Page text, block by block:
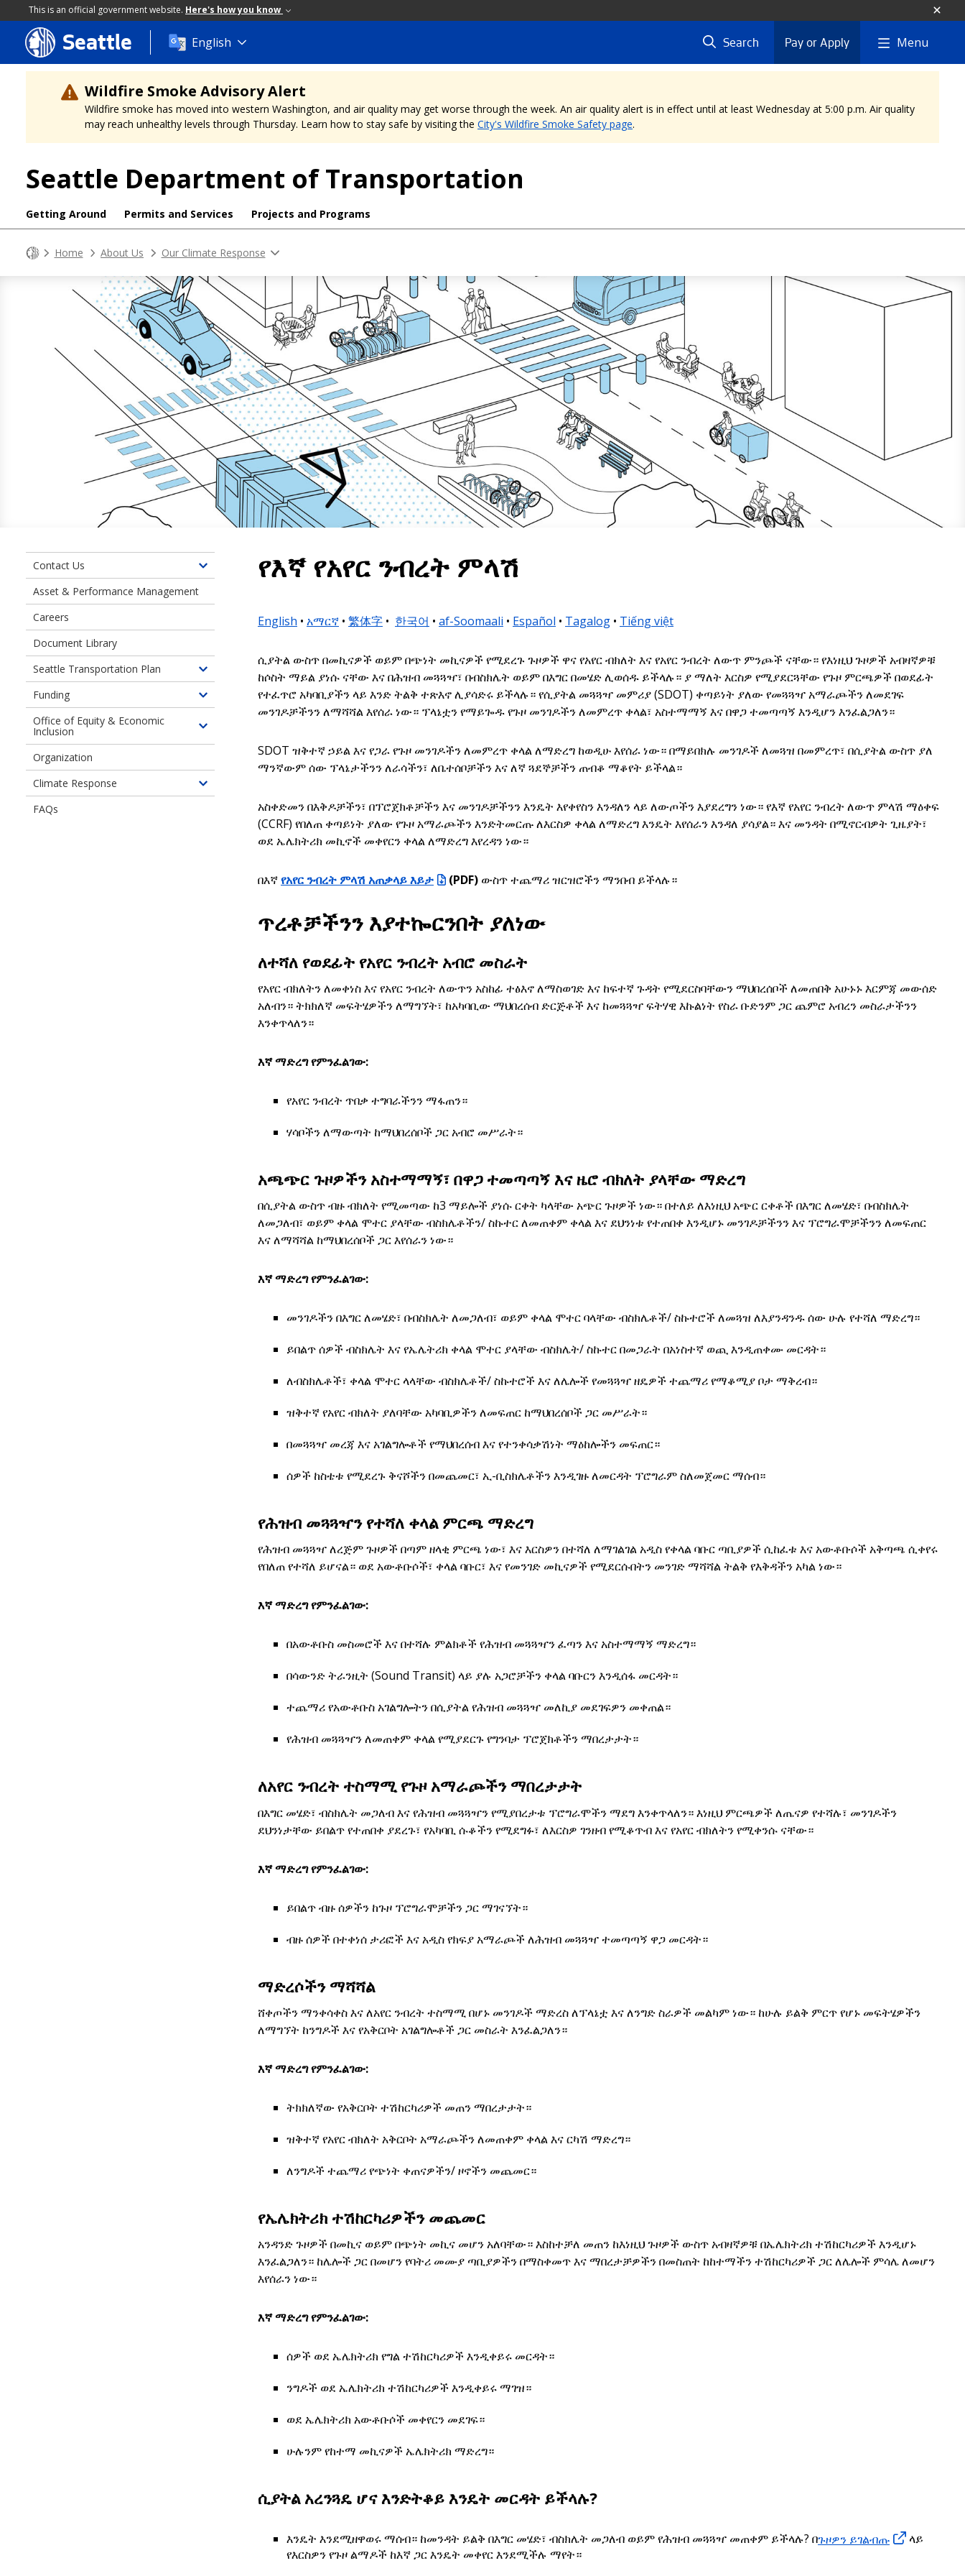
This is an official government website. Here's how you know
Skip
to
main
content
Seattle English Search Pay or Apply Menu
Wildfire Smoke Advisory Alert
Wildfire smoke has moved into western Washington, and air quality may get worse through the week. An air quality alert is in effect until at least Wednesday at 5:00 p.m. Air quality
may reach unhealthy levels through Thursday. Learn how to stay safe by visiting the City's Wildfire Smoke Safety page.
Seattle Department of Transportation
Getting Around Permits and Services Projects and Programs
Home About Us Our Climate Response
የእኛ የአየር ንብረት ምላሽ
English • አማርኛ • 繁体字 • 한국어 • af-Soomaali • Español • Tagalog • Tiếng việt
ሲያትል ውስጥ በመኪናዎች ወይም በጭነት መኪናዎች የሚደረጉ ጉዞዎች ዋና የአየር ብክለት እና የአየር ንብረት ለውጥ ምንጮች ናቸው። የእነዚህ ጉዞዎች አብዛኛዎቹ
ከሶስት ማይል ያነሱ ናቸው እና በሕዝብ መጓጓዣ፣ በብስክሌት ወይም በእግር በመሄድ ሊወሰዱ ይችላሉ። ያ ማለት እርስዎ የሚያደርጓቸው የጉዞ ምርጫዎች በወደፊት
የተፈጥሮ አካባቢያችን ላይ እንድ ትልቅ ተጽእኖ ሊያሳድሩ ይችላሉ። የሲያትል መጓጓዣ መምሪያ (SDOT) ቀጣይነት ያለው የመጓጓዣ አማራጮችን ለመደገፍ
መንገዶቻችንን ለማሻሻል እየሰራ ነው። ፕላኔቷን የማይጐዱ የጉዞ መንገዶችን ለመምረጥ ቀላል፣ አስተማማኝ እና በዋጋ ተመጣጣኝ እንዲሆን እንፈልጋለን።
SDOT ዝቅተኛ ኃይል እና የጋራ የጉዞ መንገዶችን ለመምረጥ ቀላል ለማድረግ ከወዲሁ እየሰራ ነው። በማይበክሉ መንገዶች ለመጓዝ በመምረጥ፣ በሲያትል ውስጥ ያለ
ማንኛውም ሰው ፕላኔታችንን ለራሳችን፣ ለቤተሰቦቻችን እና ለኛ ጓደኞቻችን ጠብቆ ማቆየት ይችላል።
አስቀድመን በእቅዶቻችን፣ በፕሮጀክቶቻችን እና መንገዶቻችንን እንዴት እየቀየስን እንዳለን ላይ ለውጦችን እያደረግን ነው። የእኛ የአየር ንብረት ለውጥ ምላሽ ማዕቀፍ
(CCRF) የበለጠ ቀጣይነት ያለው የጉዞ አማራጮችን እንድትመርጡ ለእርስዎ ቀላል ለማድረግ እንዴት እየሰራን እንዳለ ያሳያል። እና መንዳት በሚኖርብዎት ጊዜያት፣
ወደ ኤሌክትሪክ መኪኖች መቀየርን ቀላል ለማድረግ እየረዳን ነው።
በእኛየአየር ንብረት ምላሽ አጠቃላይ እይታ (PDF) ውስጥ ተጨማሪ ዝርዝሮችን ማንበብ ይችላሉ።
ጥረቶቻችንን እያተኰርንበት ያለነው
ለተሻለ የወደፊት የአየር ንብረት አብሮ መስራት
የአየር ብክለትን ለመቀነስ እና የአየር ንብረት ለውጥን አስከፊ ተፅእኖ ለማስወገድ እና ከፍተኛ ጉዳት የሚደርስባቸውን ማህበረሰቦች ለመጠበቅ አሁኑኑ እርምጃ መውሰድ
አለብን። ትክክለኛ መፍትሄዎችን ለማግኘት፣ ከአካባቢው ማህበረሰብ ድርጅቶች እና ከመጓጓዣ ፍትሃዊ እኩልነት የስራ ቡድንም ጋር ጨምሮ አብረን መስራታችንን
እንቀጥላለን።
እኛ ማድረግ የምንፈልገው:
የአየር ንብረት ጥበቃ ተግባራችንን ማፋጠን።
ሃሳቦችን ለማውጣት ከማህበረሰቦች ጋር አብሮ መሥራት።
አጫጭር ጉዞዎችን አስተማማኝ፣ በዋጋ ተመጣጣኝ እና ዜሮ ብክለት ያላቸው ማድረግ
በሲያትል ውስጥ ብዙ ብክለት የሚመጣው ከ3 ማይሎች ያነሱ ርቀት ካላቸው አጭር ጉዞዎች ነው። በተለይ ለእነዚህ አጭር ርቀቶች በእግር ለመሄድ፣ በብስክሌት
ለመጋለብ፣ ወይም ቀላል ሞተር ያላቸው ብስክሌቶችን/ ስኩተር ለመጠቀም ቀላል እና ደህንነቱ የተጠበቀ እንዲሆኑ መንገዶቻችንን እና ፕሮግራሞቻችንን ለመፍጠር
እና ለማሻሻል ከማህበረሰቦች ጋር እየሰራን ነው።
እኛ ማድረግ የምንፈልገው:
መንገዶችን በእግር ለመሄድ፣ በብስክሌት ለመጋለብ፣ ወይም ቀላል ሞተር ባላቸው ብስክሌቶች/ ስኩተሮች ለመጓዝ ለእያንዳንዱ ሰው ሁሉ የተሻለ ማድረግ።
ይበልጥ ሰዎች ብስክሌት እና የኤሌትሪክ ቀላል ሞተር ያላቸው ብስክሌት/ ስኩተር በመጋራት በአነስተኛ ወጪ እንዲጠቀሙ መርዳት።
ለብስክሌቶች፣ ቀላል ሞተር ላላቸው ብስክሌቶች/ ስኩተሮች እና ለሌሎች የመጓጓዣ ዘዴዎች ተጨማሪ የማቆሚያ ቦታ ማቅረብ።
ዝቅተኛ የአየር ብክለት ያለባቸው አካባቢዎችን ለመፍጠር ከማህበረሰቦች ጋር መሥራት።
በመጓጓዣ መረጃ እና አገልግሎቶች የማህበረሰብ እና የተንቀሳቃሽነት ማዕከሎችን መፍጠር።
ሰዎች ከስቴቱ የሚደረጉ ቅናሾችን በመጨመር፣ ኢ-ቢስክሌቶችን እንዲገዙ ለመርዳት ፕሮግራም ስለመጀመር ማሰብ።
የሕዝብ መጓጓዣን የተሻለ ቀላል ምርጫ ማድረግ
የሕዝብ መጓጓዣ ለረጅም ጉዞዎች በጣም ዘላቂ ምርጫ ነው፣ እና እርስዎን በተሻለ ለማገልገል አዲስ የቀላል ባቡር ጣቢያዎች ሲከፈቱ እና አውቶቡሶች አቅጣጫ ሲቀየሩ
የበለጠ የተሻለ ይሆናል። ወደ አውቶቡሶች፣ ቀላል ባቡር፣ እና የመንገድ መኪናዎች የሚደርሱበትን መንገድ ማሻሻል ትልቅ የእቅዳችን አካል ነው።
እኛ ማድረግ የምንፈልገው:
በአውቶቡስ መስመሮች እና በተሻሉ ምልክቶች የሕዝብ መጓጓዣን ፈጣን እና አስተማማኝ ማድረግ።
በሳውንድ ትራንዚት (Sound Transit) ላይ ያሉ አጋሮቻችን ቀላል ባቡርን እንዲሰፋ መርዳት።
ተጨማሪ የአውቶቡስ አገልግሎትን በሲያትል የሕዝብ መጓጓዣ መለኪያ መደገፍዎን መቀጠል።
የሕዝብ መጓጓዣን ለመጠቀም ቀላል የሚያደርጉ የግንባታ ፕሮጀክቶችን ማበረታታት።
ለአየር ንብረት ተስማሚ የጉዞ አማራጮችን ማበረታታት
በእግር መሄድ፣ ብስክሌት መጋለብ እና የሕዝብ መጓጓዣን የሚያበረታቱ ፕሮግራሞችን ማደግ እንቀጥላለን። እነዚህ ምርጫዎች ለጤናዎ የተሻሉ፣ መንገዶችን
ደህንነታቸው ይበልጥ የተጠበቀ ያደረጉ፣ የአካባቢ ሱቆችን የሚደግፉ፣ ለእርስዎ ገንዘብ የሚቆጥብ እና የአየር ብክለትን የሚቀንሱ ናቸው።
እኛ ማድረግ የምንፈልገው:
ይበልጥ ብዙ ሰዎችን ከጉዞ ፕሮግራሞቻችን ጋር ማገናኘት።
ብዙ ሰዎች በተቀነሰ ታሪፎች እና አዲስ የክፍያ አማራጮች ለሕዝብ መጓጓዣ ተመጣጣኝ ዋጋ መርዳት።
ማድረሶችን ማሻሻል
ሸቀጦችን ማንቀሳቀስ እና ለአየር ንብረት ተስማሚ በሆኑ መንገዶች ማድረስ ለፕላኔቷ እና ለንግድ ስራዎች መልካም ነው። ከሁሉ ይልቅ ምርጥ የሆኑ መፍትሄዎችን
ለማግኘት ከንግዶች እና የአቅርቦት አገልግሎቶች ጋር መስራት እንፈልጋለን።
እኛ ማድረግ የምንፈልገው:
ትክክለኛው የአቅርቦት ተሽከርካሪዎች መጠን ማበረታታት።
ዝቅተኛ የአየር ብክለት አቅርቦት አማራጮችን ለመጠቀም ቀላል እና ርካሽ ማድረግ።
ለንግዶች ተጨማሪ የጭነት ቀጠናዎችን/ ዞኖችን መጨመር።
የኤሌክትሪክ ተሽከርካሪዎችን መጨመር
አንዳንድ ጉዞዎች በመኪና ወይም በጭነት መኪና መሆን አለባቸው። እስከተቻለ መጠን ከእነዚህ ጉዞዎች ውስጥ አብዛኛዎቹ በኤሌክትሪክ ተሽከርካሪዎች እንዲሆኑ
እንፈልጋለን። ከሌሎች ጋር በመሆን የባትሪ መሙያ ጣቢያዎችን በማስቀመጥ እና ማበረታቻዎችን በመስጠት ከከተማችን ተሽከርካሪዎች ጋር ለሌሎች ምሳሌ ለመሆን
እየሰራን ነው።
እኛ ማድረግ የምንፈልገው:
ሰዎች ወደ ኤሌክትሪክ የግል ተሽከርካሪዎች እንዲቀይሩ መርዳት።
ንግዶች ወደ ኤሌክትሪክ ተሽከርካሪዎች እንዲቀይሩ ማገዝ።
ወደ ኤሌክትሪክ አውቶቡሶች መቀየርን መደገፍ።
ሁሉንም የከተማ መኪናዎች ኤሌክትሪክ ማድረግ።
ሲያትል አረንጓዴ ሆና እንድትቆይ እንዴት መርዳት ይችላሉ?
እንዴት እንደሚዘዋወሩ ማሰብ። ከመንዳት ይልቅ በእግር መሄድ፣ ብስክሌት መጋለብ ወይም የሕዝብ መጓጓዣ መጠቀም ይችላሉ? በጉዞዎን ይገልብጡ
ላይ
የእርስዎን የጉዞ ልማዶች ከእኛ ጋር እንዴት መቀየር እንደሚችሉ ማየት።
Contact Us
Toggle
of
Us
Asset & Performance Management
Careers
Document Library
Seattle Transportation Plan
Toggle
children
of
Seattle
Funding
Toggle
of
Funding
Office of Equity & Economic
Inclusion
Toggle
children
Office
of
Organization
Climate Response
Toggle
FAQs